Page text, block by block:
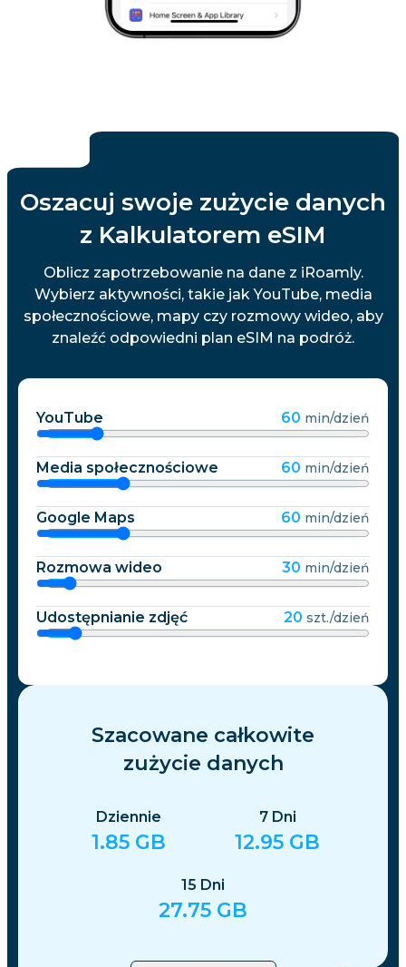
Oszacuj swoje zużycie danych
z Kalkulatorem eSIM
Oblicz zapotrzebowanie na dane z iRoamly.
Wybierz aktywności, takie jak YouTube, media
społecznościowe, mapy czy rozmowy wideo, aby
znaleźć odpowiedni plan eSIM na podróż.
YouTube 60 min/dzień
Media społecznościowe 60 min/dzień
Google Maps 60 min/dzień
Rozmowa wideo 30 min/dzień
Udostępnianie zdjęć 20 szt./dzień
Szacowane całkowite
zużycie danych
Dziennie
1.85 GB
7 Dni
12.95 GB
15 Dni
27.75 GB